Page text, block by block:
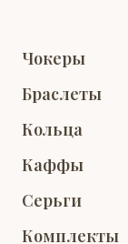
Чокеры
Браслеты
Кольца
Каффы
Серьги
Комплекты